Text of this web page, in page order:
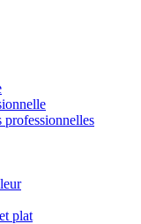
professionnelles
plat